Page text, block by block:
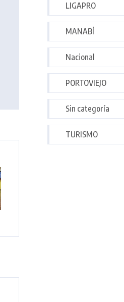
LIGAPRO
MANABÍ
Nacional
PORTOVIEJO
Sin categoría
TURISMO